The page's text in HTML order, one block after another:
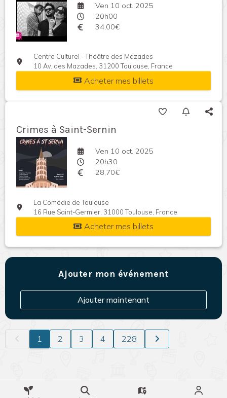
Ven 10 oct. 2025
20h00
34,00€
Centre Culturel - Théâtre des Mazades
10 Av. des Mazades, 31200 Toulouse, France
Acheter mes billets
Crimes à Saint-Sernin
Ven 10 oct. 2025
20h30
28,70€
La Comédie de Toulouse
16 Rue Saint-Germier, 31000 Toulouse, France
Acheter mes billets
Ajouter mon événement
Ajouter maintenant
1 2 3 4 228